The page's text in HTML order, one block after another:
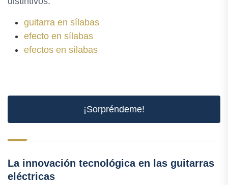
guitarra en sílabas
efecto en sílabas
efectos en sílabas
¡Sorpréndeme!
La innovación tecnológica en las guitarras
eléctricas